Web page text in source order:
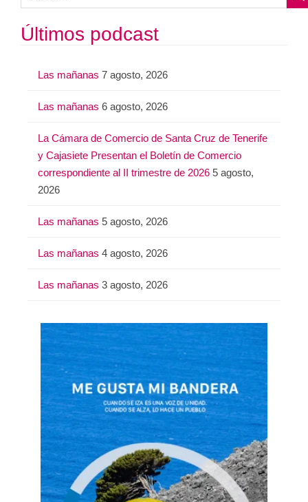
u
s
c
Últimos podcast
Las mañanas 7 agosto, 2026
Las mañanas 6 agosto, 2026
La Cámara de Comercio de Santa Cruz de Tenerife
y Cajasiete Presentan el Boletín de Comercio
correspondiente al II trimestre de 2026 5 agosto,
2026
Las mañanas 5 agosto, 2026
Las mañanas 4 agosto, 2026
Las mañanas 3 agosto, 2026